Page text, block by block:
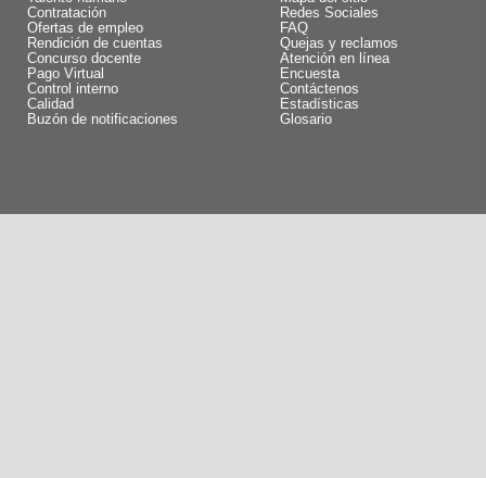
Contratación
Ofertas de empleo
Rendición de cuentas
Concurso docente
Pago Virtual
Control interno
Calidad
Buzón de notificaciones
Redes Sociales
FAQ
Quejas y reclamos
Atención en línea
Encuesta
Contáctenos
Estadísticas
Glosario